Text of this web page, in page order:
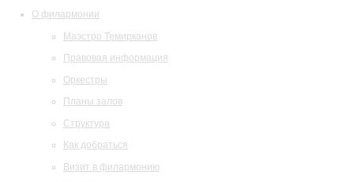
О филармонии
Маэстро Темирканов
Правовая информация
Оркестры
Планы залов
Структура
Как добраться
Визит в филармонию